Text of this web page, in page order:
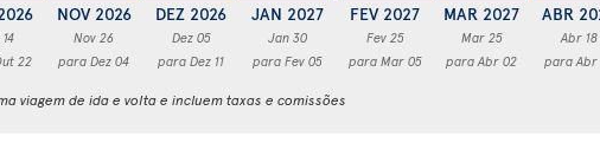
22
NOV 2026
Nov 26
para Dez 04
DEZ 2026
Dez 05
para Dez 11
JAN 2027
Jan 30
para Fev 05
FEV 2027
Fev 25
para Mar 05
MAR 2027
Mar 25
para Abr 02
ABR
Abr 18
para Abr
viagem de ida e volta e incluem taxas e comissões